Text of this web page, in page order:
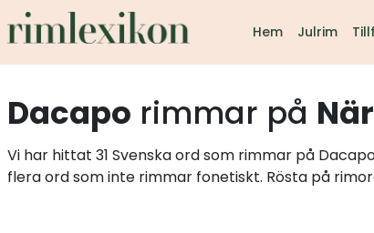
Hem Julrim
Dacapo rimmar på
Vi har hittat 31 Svenska ord som rimmar på
flera ord som inte rimmar fonetiskt. Rösta på